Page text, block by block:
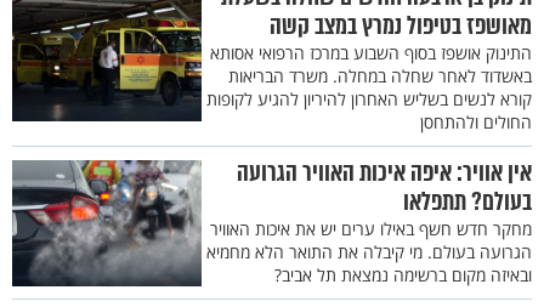
מאושפז בטיפול נמרץ במצב קשה
התינוק אושפז בסוף השבוע במרכז הרפואי אסותא
באשדוד לאחר שחלה במחלה. משרד הבריאות
קורא לנשים בשליש האחרון להיריון להגיע לקופות
החולים ולהתחסן
אין אוויר: איפה איכות האוויר הגרועה
בעולם? תתפלאו
מחקר חדש חשף באילו ערים יש את איכות האוויר
הגרועה בעולם. מי קיבלה את התואר הלא מחמיא
ובאיזה מקום ברשימה נמצאת תל אביב?